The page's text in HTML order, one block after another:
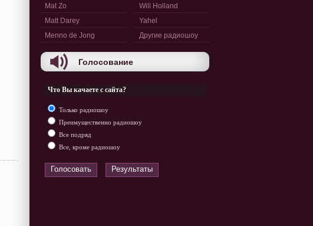
Mat Zo
Matt Darey
Menno de Jong
Will Holland
Yahel
Другие радиошоу
Голосование
Что Вы качаете с сайта?
Только радиошоу
Преимущественно радиошоу
Все подряд
Все, кроме радиошоу
Голосовать Результаты